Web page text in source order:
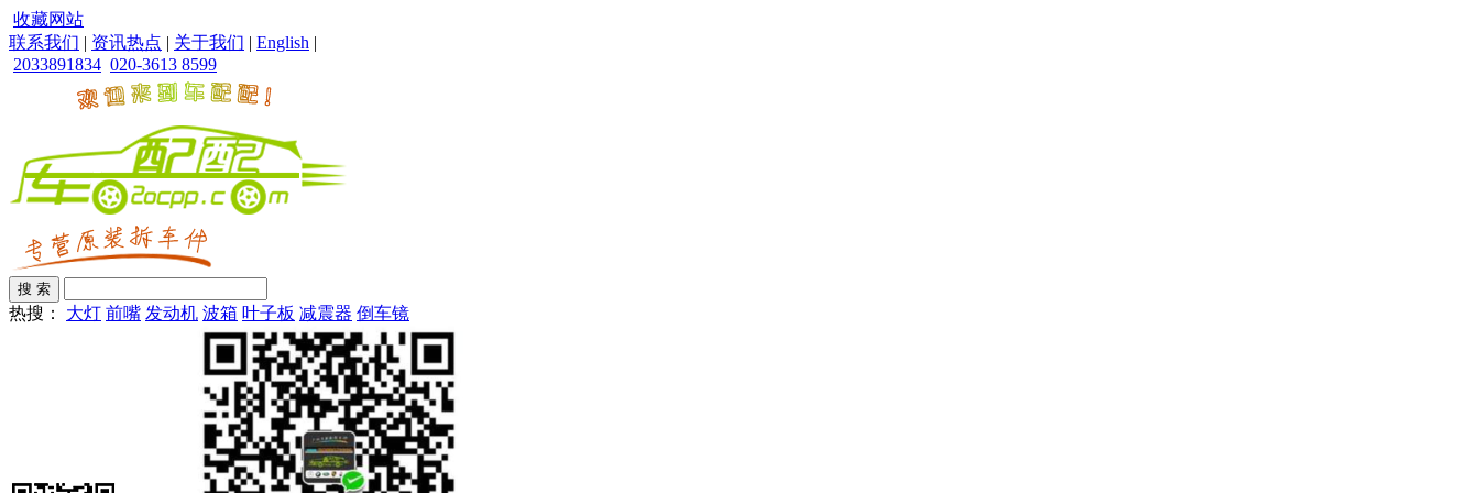
收藏网站
联系我们 | 资讯热点 | 关于我们 | English |
2033891834 020-3613 8599
热搜： 大灯 前嘴 发动机 波箱 叶子板 减震器 倒车镜